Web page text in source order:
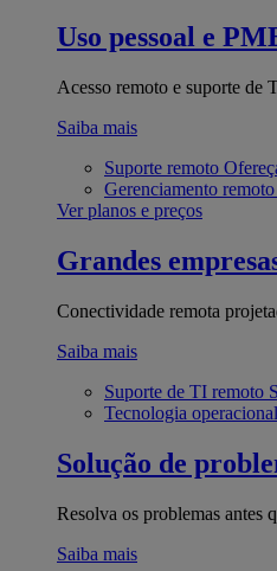
Uso pessoal e
Acesso remoto e suporte de
Saiba mais
Suporte remoto
Gerenciamento remoto
Ver planos e preços
Grandes
Conectividade remota
Saiba mais
Suporte de TI remoto
Tecnologia operacional
Solução de
Resolva os problemas antes
Saiba mais